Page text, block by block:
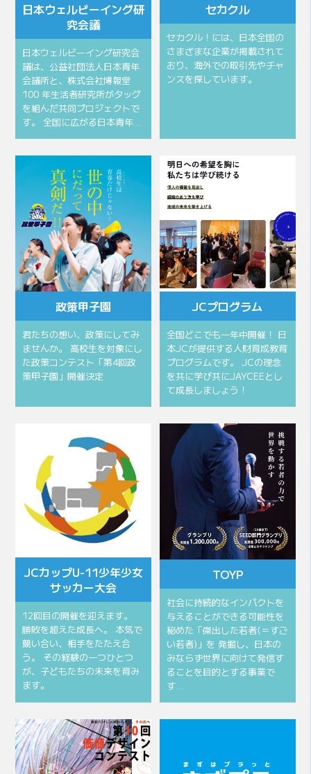
⽇本ウェルビーイング研
究会議
⽇本ウェルビーイング研究会
議は、公益社団法⼈⽇本⻘年
会議所と、株式会社博報堂
100 年⽣活者研究所がタッグ
を組んだ共同プロジェクトで
す。 全国に広がる⽇本⻘年…
セカクル
セカクル！には、日本全国の
さまざまな企業が掲載されて
おり、海外での取引先やチャ
ンスを探しています。
政策甲子園
君たちの想い、政策にしてみ
ませんか。 高校生を対象にし
た政策コンテスト「第4回政
策甲子園」開催決定
JCプログラム
全国どこでも一年中開催！ 日
本JCが提供する人財育成教育
プログラムです。 JCの理念
を共に学び共にJAYCEEとし
て成長しましょう！
JCカップU-11少年少女
サッカー大会
12回目の開催を迎えます。
勝敗を超えた成長へ。 本気で
競い合い、相手をたたえ合
う。 その経験の一つひとつ
が、子どもたちの未来を育み
ます。
TOYP
社会に持続的なインパクトを
与えることができる可能性を
秘めた「傑出した若者(＝すご
い若者)」を 発掘し、日本の
みならず世界に向けて発信す
ることを目的とする事業で
す…